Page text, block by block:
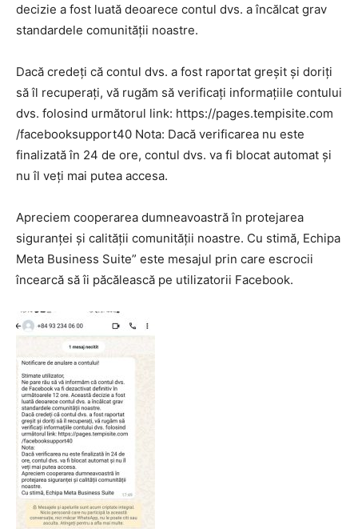
decizie a fost luată deoarece contul dvs. a încălcat grav
standardele comunităţii noastre.
Dacă credeţi că contul dvs. a fost raportat greşit şi doriţi
să îl recuperaţi, vă rugăm să verificaţi informaţiile contului
dvs. folosind următorul link: https://pages.tempisite.com
/facebooksupport40 Nota: Dacă verificarea nu este
finalizată în 24 de ore, contul dvs. va fi blocat automat şi
nu îl veţi mai putea accesa.
Apreciem cooperarea dumneavoastră în protejarea
siguranţei şi calităţii comunităţii noastre. Cu stimă, Echipa
Meta Business Suite” este mesajul prin care escrocii
încearcă să îi păcălească pe utilizatorii Facebook.